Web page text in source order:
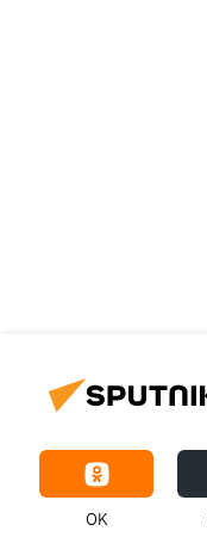
OK